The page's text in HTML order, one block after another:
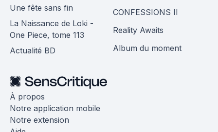
Une fête sans fin
La Naissance de Loki -
One Piece, tome 113
Actualité BD
CONFESSIONS II
Reality Awaits
Album du moment
À propos
Notre application mobile
Notre extension